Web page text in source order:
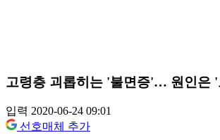
고령층 괴롭히는 '불면증'… 원인은 '
입력 2020-06-24 09:01
선호매체 추가